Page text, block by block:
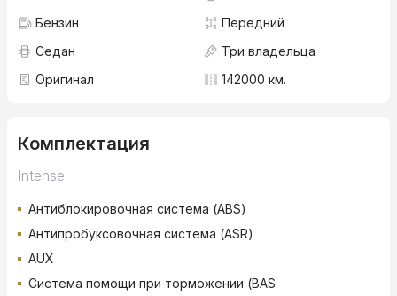
Бензин
Передний
Седан
Три владельца
Оригинал
142000 км.
Комплектация
Intense
Антиблокировочная система (ABS)
Антипробуксовочная система (ASR)
AUX
Система помощи при торможении (BAS